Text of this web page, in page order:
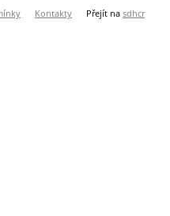
Kontakty Přejít na sdhcr